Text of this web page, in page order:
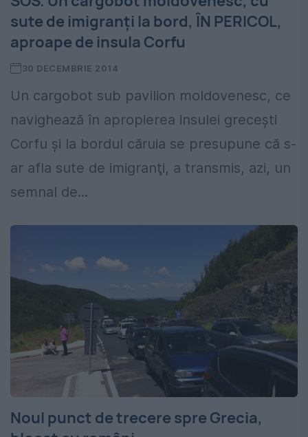
sute de imigranţi la bord, ÎN PERICOL,
aproape de insula Corfu
30 DECEMBRIE 2014
Un cargobot sub pavilion moldovenesc, ce
navighează în apropierea insulei greceşti
Corfu şi la bordul căruia se presupune că s-
ar afla sute de imigranţi, a transmis, azi, un
semnal de...
Noul punct de trecere spre Grecia,